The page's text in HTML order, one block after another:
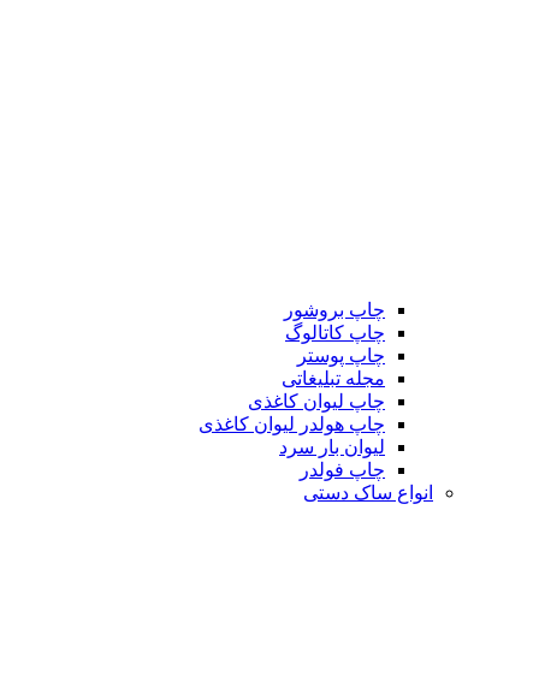
چاپ بروشور
چاپ کاتالوگ
چاپ پوستر
مجله تبلیغاتی
چاپ لیوان کاغذی
چاپ هولدر لیوان کاغذی
لیوان بار سرد
چاپ فولدر
انواع ساک دستی